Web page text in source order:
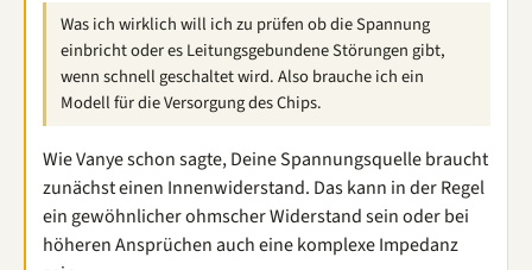
Was ich wirklich will ich zu prüfen ob die Spannung
einbricht oder es Leitungsgebundene Störungen gibt,
wenn schnell geschaltet wird. Also brauche ich ein
Modell für die Versorgung des Chips.
Wie Vanye schon sagte, Deine Spannungsquelle braucht
zunächst einen Innenwiderstand. Das kann in der Regel
ein gewöhnlicher ohmscher Widerstand sein oder bei
höheren Ansprüchen auch eine komplexe Impedanz